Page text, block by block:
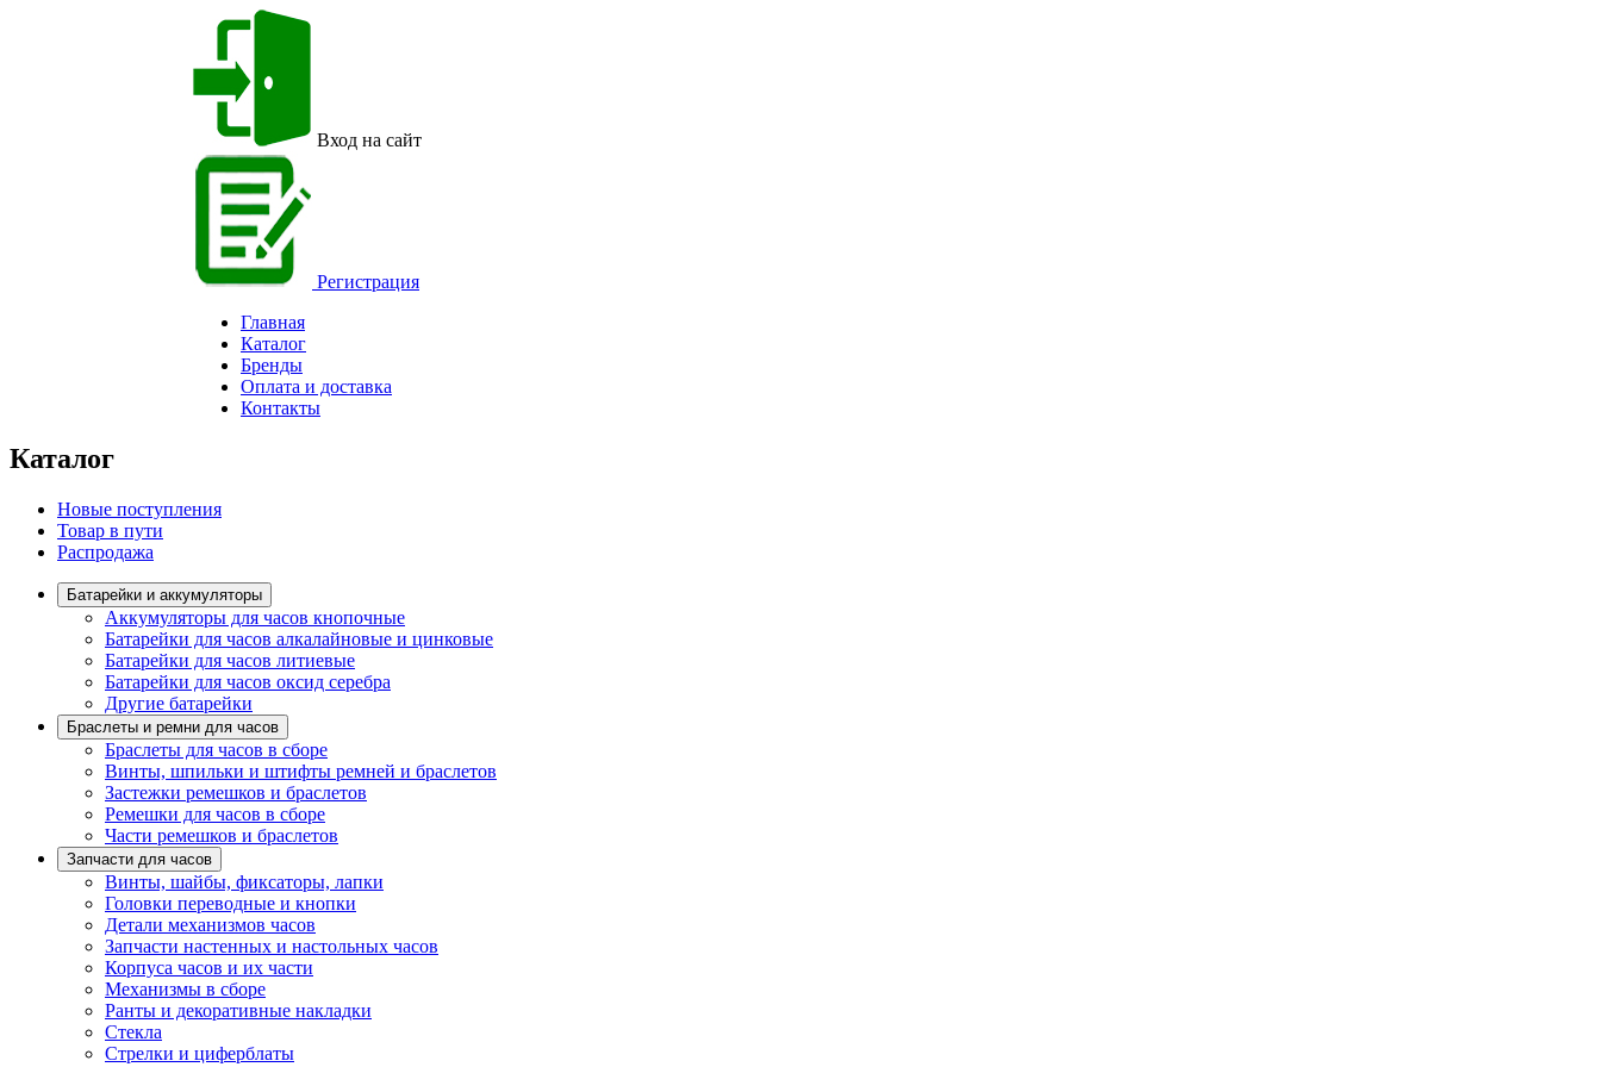
Вход на сайт
Регистрация
Главная
Каталог
Бренды
Оплата и доставка
Контакты
Каталог
Новые поступления
Товар в пути
Распродажа
Батарейки и аккумуляторы
Аккумуляторы для часов кнопочные
Батарейки для часов алкалайновые и цинковые
Батарейки для часов литиевые
Батарейки для часов оксид серебра
Другие батарейки
Браслеты и ремни для часов
Браслеты для часов в сборе
Винты, шпильки и штифты ремней и браслетов
Застежки ремешков и браслетов
Ремешки для часов в сборе
Части ремешков и браслетов
Запчасти для часов
Винты, шайбы, фиксаторы, лапки
Головки переводные и кнопки
Детали механизмов часов
Запчасти настенных и настольных часов
Корпуса часов и их части
Механизмы в сборе
Ранты и декоративные накладки
Стекла
Стрелки и циферблаты